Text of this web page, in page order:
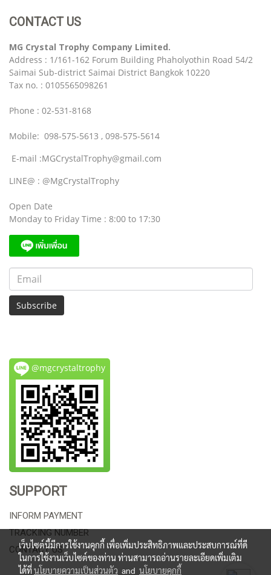
CONTACT US
MG Crystal Trophy Company Limited.
Address : 1/161-162 Forum Building Phaholyothin Road 54/2
Saimai Sub-district Saimai District Bangkok 10220
Tax no. : 0105565098261
Phone : 02-531-8168
Mobile: 098-575-5613 , 098-575-5614
E-mail :MGCrystalTrophy@gmail.com
LINE@ : @MgCrystalTrophy
Open Date
Monday to Friday Time : 8:00 to 17:30
Subscribe
@mgcrystaltrophy
SUPPORT
INFORM PAYMENT
TRACKING NUMBER
CONTACT US
เว็บไซต์นี้มีการใช้งานคุกกี้ เพื่อเพิ่มประสิทธิภาพและประสบการณ์ที่ดี
ในการใช้งานเว็บไซต์ของท่าน ท่านสามารถอ่านรายละเอียดเพิ่มเติม
ได้ที่นโยบายความเป็นส่วนตัว and นโยบายคุกกี้